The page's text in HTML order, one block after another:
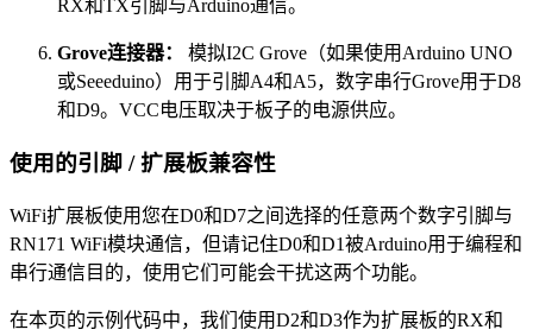
RX和TX引脚与Arduino通信。
Grove连接器：
模拟I2C Grove（如果使用Arduino UNO
或Seeeduino）用于引脚A4和A5，数字串行Grove用于D8
和D9。VCC电压取决于板子的电源供应。
使用的引脚 / 扩展板兼容性
WiFi扩展板使用您在D0和D7之间选择的任意两个数字引脚与
RN171 WiFi模块通信，但请记住D0和D1被Arduino用于编程和
串行通信目的，使用它们可能会干扰这两个功能。
在本页的示例代码中，我们使用D2和D3作为扩展板的RX和